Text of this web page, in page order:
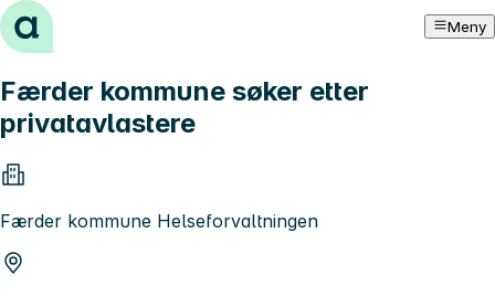
Hopp til innhold Meny
Færder kommune søker etter
privatavlastere
Færder kommune Helseforvaltningen